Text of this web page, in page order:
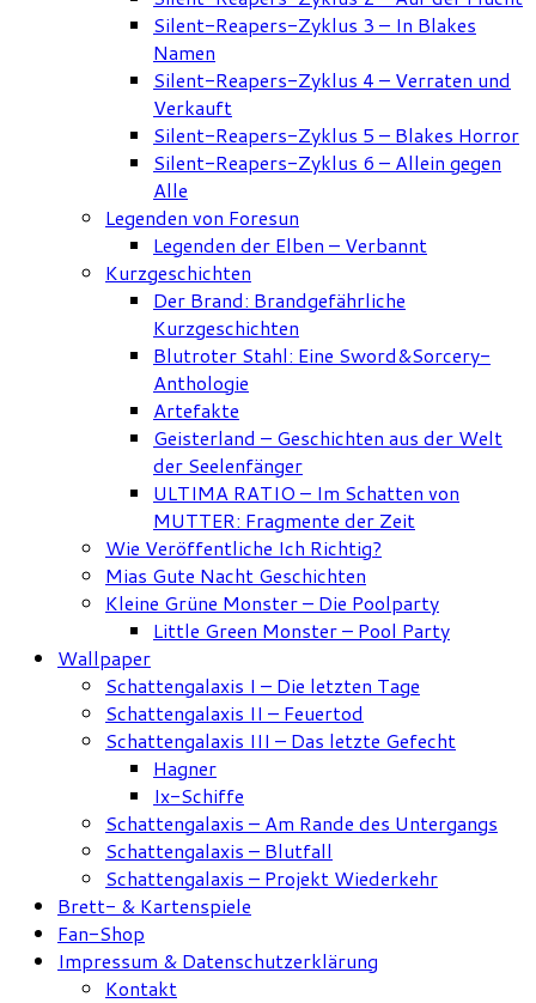
Silent-Reapers-Zyklus 3 – In Blakes
Namen
Silent-Reapers-Zyklus 4 – Verraten und
Verkauft
Silent-Reapers-Zyklus 5 – Blakes Horror
Silent-Reapers-Zyklus 6 – Allein gegen
Alle
Legenden von Foresun
Legenden der Elben – Verbannt
Kurzgeschichten
Der Brand: Brandgefährliche
Kurzgeschichten
Blutroter Stahl: Eine Sword&Sorcery-
Anthologie
Artefakte
Geisterland – Geschichten aus der Welt
der Seelenfänger
ULTIMA RATIO – Im Schatten von
MUTTER: Fragmente der Zeit
Wie Veröffentliche Ich Richtig?
Mias Gute Nacht Geschichten
Kleine Grüne Monster – Die Poolparty
Little Green Monster – Pool Party
Wallpaper
Schattengalaxis I – Die letzten Tage
Schattengalaxis II – Feuertod
Schattengalaxis III – Das letzte Gefecht
Hagner
Ix-Schiffe
Schattengalaxis – Am Rande des Untergangs
Schattengalaxis – Blutfall
Schattengalaxis – Projekt Wiederkehr
Brett- & Kartenspiele
Fan-Shop
Impressum & Datenschutzerklärung
Kontakt